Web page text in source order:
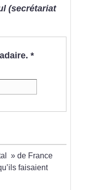
(secrétariat
*
» de France
faisaient